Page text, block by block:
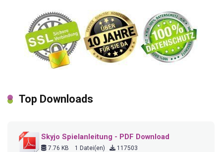
Top Downloads
Skyjo Spielanleitung - PDF Download
7.76 KB 1 Datei(en) 117503